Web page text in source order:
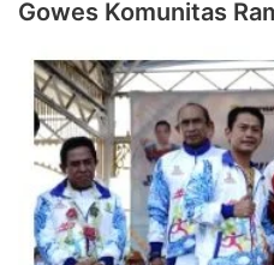
Gowes Komunitas